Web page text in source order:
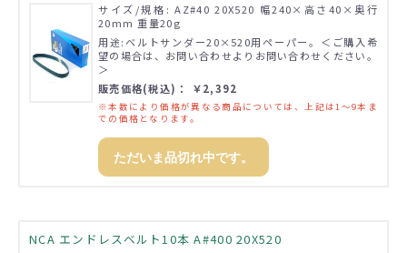
サイズ/規格: AZ#40 20X520 幅240×高さ40×奥行
20mm 重量20g
用途:ベルトサンダー20×520用ペーパー。＜ご購入希
望の場合は、お問い合わせよりお問い合わせください。
＞
販売価格(税込)： ￥2,392
※本数により価格が異なる商品については、上記は1～9本ま
での価格となります。
ただいま品切れ中です。
NCA エンドレスベルト10本 A#400 20X520